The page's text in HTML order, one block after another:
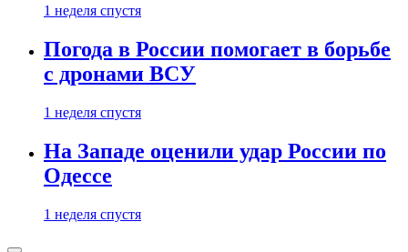
1 неделя спустя
Погода в России помогает в борьбе
с дронами ВСУ
1 неделя спустя
На Западе оценили удар России по
Одессе
1 неделя спустя